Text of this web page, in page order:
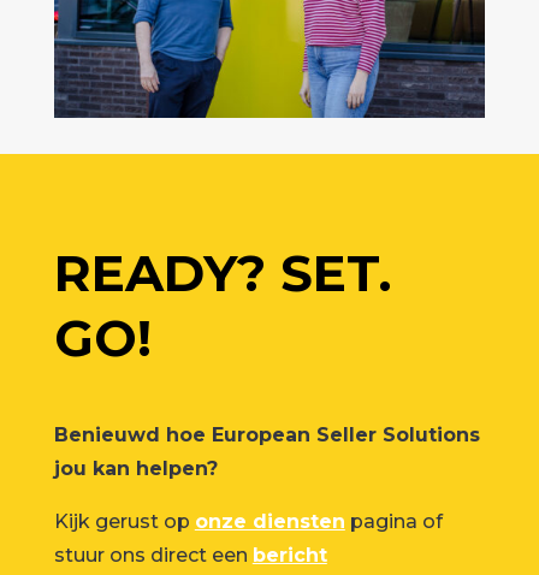
READY? SET.
GO!
Benieuwd hoe European Seller Solutions
jou kan helpen?
Kijk gerust op onze diensten pagina of
stuur ons direct een bericht